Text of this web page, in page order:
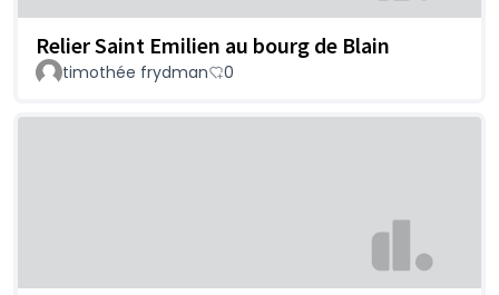
Relier Saint Emilien au bourg de Blain
timothée frydman 0